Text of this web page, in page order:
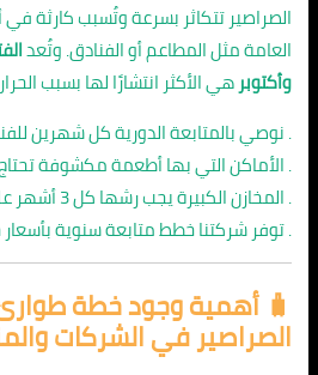
الصراصير تتكاثر بسرعة وتُسبب كارثة
العامة مثل المطاعم أو الفنادق. وتُعد
وأكتوبرهي الأكثر انتشارًا لها بسبب
. نوصي بالمتابعة الدورية كل شهرين
. الأماكن التي بها أطعمة مكشوفة
. المخازن الكبيرة يجب رشها كل 3 أشهر على الأقل
. توفر شركتنا خطط متابعة سنوية
🧳 أهمية وجود خطة
الصراصير في الشركات